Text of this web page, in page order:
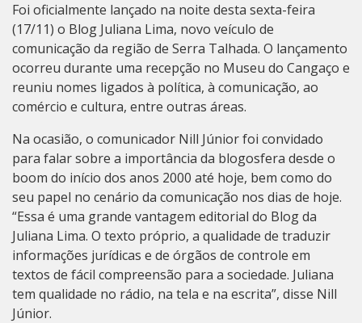
Foi oficialmente lançado na noite desta sexta-feira
(17/11) o Blog Juliana Lima, novo veículo de
comunicação da região de Serra Talhada. O lançamento
ocorreu durante uma recepção no Museu do Cangaço e
reuniu nomes ligados à política, à comunicação, ao
comércio e cultura, entre outras áreas.
Na ocasião, o comunicador Nill Júnior foi convidado
para falar sobre a importância da blogosfera desde o
boom do início dos anos 2000 até hoje, bem como do
seu papel no cenário da comunicação nos dias de hoje.
“Essa é uma grande vantagem editorial do Blog da
Juliana Lima. O texto próprio, a qualidade de traduzir
informações jurídicas e de órgãos de controle em
textos de fácil compreensão para a sociedade. Juliana
tem qualidade no rádio, na tela e na escrita”, disse Nill
Júnior.